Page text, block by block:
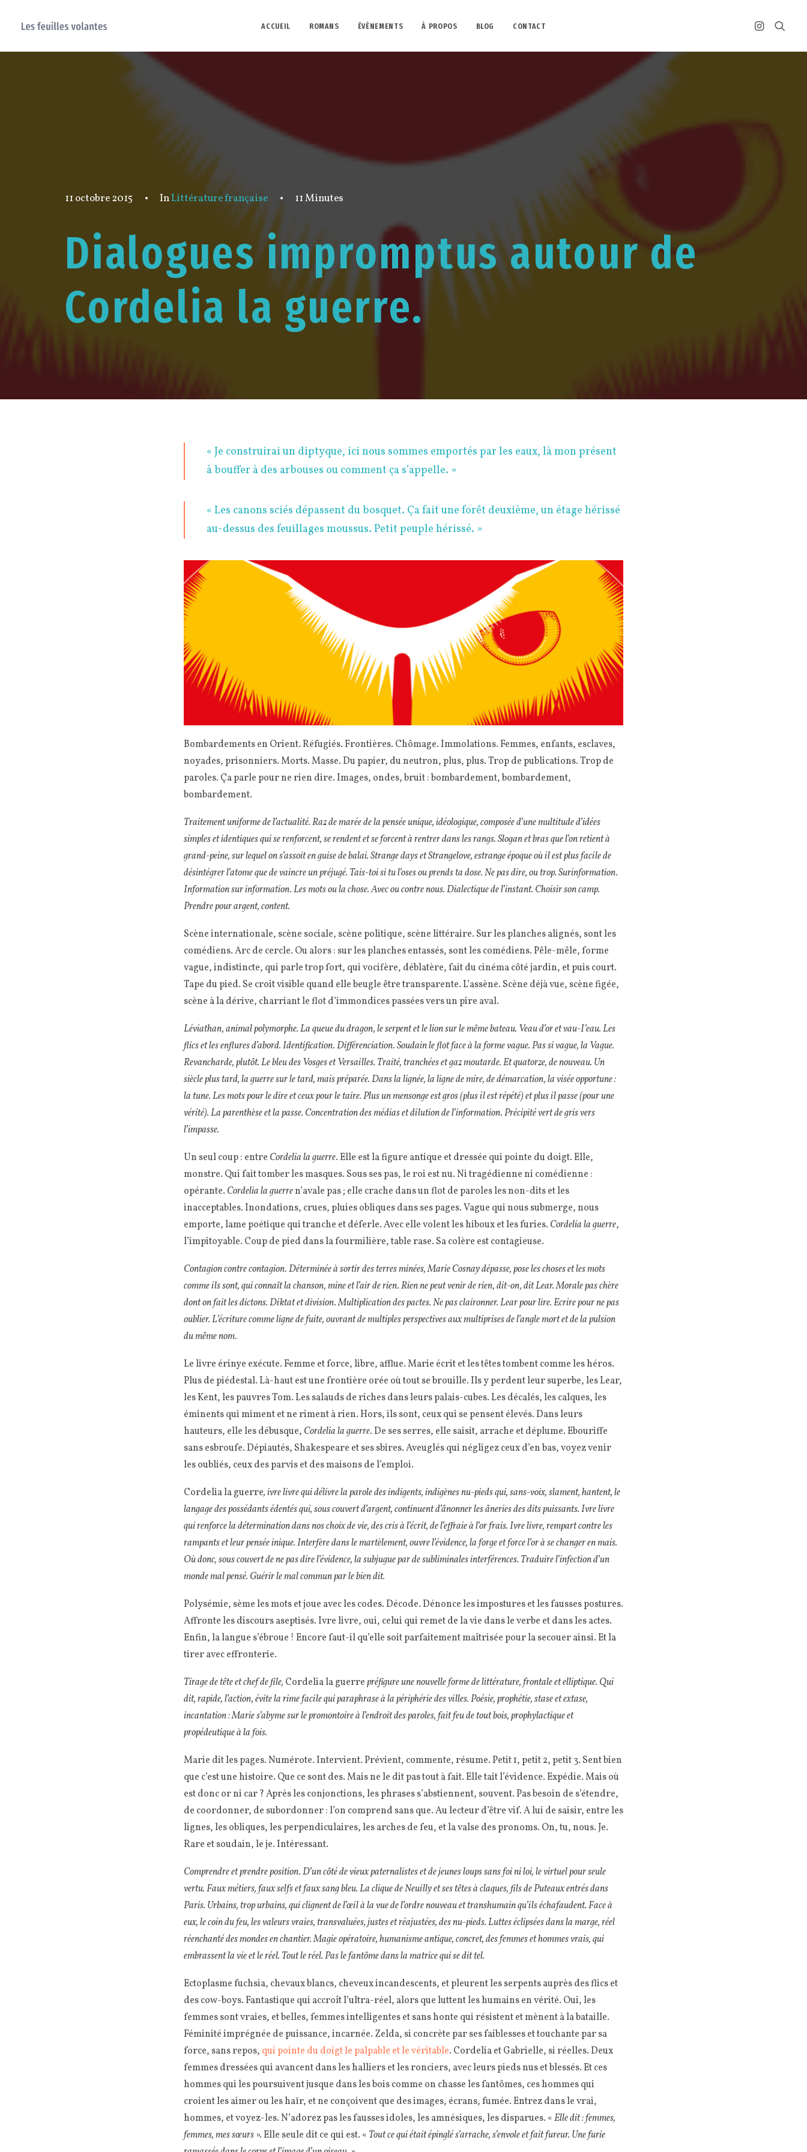
ACCUEIL ROMANS ÉVÈNEMENTS À PROPOS BLOG CONTACT
11 octobre 2015 • InLittérature française • 11 Minutes
Dialogues impromptus autour de
Cordelia la guerre.
« Je construirai un diptyque, ici nous sommes emportés par les eaux, là mon présent
à bouffer à des arbouses ou comment ça s’appelle. »
« Les canons sciés dépassent du bosquet. Ça fait une forêt deuxième, un étage hérissé
au-dessus des feuillages moussus. Petit peuple hérissé. »
Bombardements en Orient. Réfugiés. Frontières. Chômage. Immolations. Femmes, enfants, esclaves,
noyades, prisonniers. Morts. Masse. Du papier, du neutron, plus, plus. Trop de publications. Trop de
paroles. Ça parle pour ne rien dire. Images, ondes, bruit : bombardement, bombardement,
bombardement.
Traitement uniforme de l’actualité. Raz de marée de la pensée unique, idéologique, composée d’une multitude d’idées
simples et identiques qui se renforcent, se rendent et se forcent à rentrer dans les rangs. Slogan et bras que l’on retient à
grand-peine, sur lequel on s’assoit en guise de balai. Strange days et Strangelove, estrange époque où il est plus facile de
désintégrer l’atome que de vaincre un préjugé. Tais-toi si tu l’oses ou prends ta dose. Ne pas dire, ou trop. Surinformation.
Information sur information. Les mots ou la chose. Avec ou contre nous. Dialectique de l’instant. Choisir son camp.
Prendre pour argent, content.
Scène internationale, scène sociale, scène politique, scène littéraire. Sur les planches alignés, sont les
comédiens. Arc de cercle. Ou alors : sur les planches entassés, sont les comédiens. Pêle-mêle, forme
vague, indistincte, qui parle trop fort, qui vocifère, déblatère, fait du cinéma côté jardin, et puis court.
Tape du pied. Se croit visible quand elle beugle être transparente. L’assène. Scène déjà vue, scène figée,
scène à la dérive, charriant le flot d’immondices passées vers un pire aval.
Léviathan, animal polymorphe. La queue du dragon, le serpent et le lion sur le même bateau. Veau d’or et vau-I’eau. Les
flics et les enflures d’abord. Identification. Différenciation. Soudain le flot face à la forme vague. Pas si vague, la Vague.
Revancharde, plutôt. Le bleu des Vosges et Versailles. Traité, tranchées et gaz moutarde. Et quatorze, de nouveau. Un
siècle plus tard, la guerre sur le tard, mais préparée. Dans la lignée, la ligne de mire, de démarcation, la visée opportune :
la tune. Les mots pour le dire et ceux pour le taire. Plus un mensonge est gros (plus il est répété) et plus il passe (pour une
vérité). La parenthèse et la passe. Concentration des médias et dilution de l’information. Précipité vert de gris vers
l’impasse.
Un seul coup : entre Cordelia la guerre. Elle est la figure antique et dressée qui pointe du doigt. Elle,
monstre. Qui fait tomber les masques. Sous ses pas, le roi est nu. Ni tragédienne ni comédienne :
opérante. Cordelia la guerren’avale pas ; elle crache dans un flot de paroles les non-dits et les
inacceptables. Inondations, crues, pluies obliques dans ses pages. Vague qui nous submerge, nous
emporte, lame poétique qui tranche et déferle. Avec elle volent les hiboux et les furies. Cordelia la guerre,
l’impitoyable. Coup de pied dans la fourmilière, table rase. Sa colère est contagieuse.
Contagion contre contagion. Déterminée à sortir des terres minées, Marie Cosnay dépasse, pose les choses et les mots
comme ils sont, qui connaît la chanson, mine et l’air de rien. Rien ne peut venir de rien, dit-on, dit Lear. Morale pas chère
dont on fait les dictons. Diktat et division. Multiplication des pactes. Ne pas claironner. Lear pour lire. Ecrire pour ne pas
oublier. L’écriture comme ligne de fuite, ouvrant de multiples perspectives aux multiprises de l’angle mort et de la pulsion
du même nom.
Le livre érinye exécute. Femme et force, libre, afflue. Marie écrit et les têtes tombent comme les héros.
Plus de piédestal. Là-haut est une frontière orée où tout se brouille. Ils y perdent leur superbe, les Lear,
les Kent, les pauvres Tom. Les salauds de riches dans leurs palais-cubes. Les décalés, les calques, les
éminents qui miment et ne riment à rien. Hors, ils sont, ceux qui se pensent élevés. Dans leurs
hauteurs, elle les débusque, Cordelia la guerre. De ses serres, elle saisit, arrache et déplume. Ebouriffe
sans esbroufe. Dépiautés, Shakespeare et ses sbires. Aveuglés qui négligez ceux d’en bas, voyez venir
les oubliés, ceux des parvis et des maisons de l’emploi.
Cordelia la guerre, ivre livre qui délivre la parole des indigents, indigènes nu-pieds qui, sans-voix, slament, hantent, le
langage des possédants édentés qui, sous couvert d’argent, continuent d’ânonner les âneries des dits puissants. Ivre livre
qui renforce la détermination dans nos choix de vie, des cris à l’écrit, de l’effraie à l’or frais. Ivre livre, rempart contre les
rampants et leur pensée inique. Interfère dans le martèlement, ouvre l’évidence, la forge et force l’or à se changer en mais.
Où donc, sous couvert de ne pas dire l’évidence, la subjugue par de subliminales interférences. Traduire l’infection d’un
monde mal pensé. Guérir le mal commun par le bien dit.
Polysémie, sème les mots et joue avec les codes. Décode. Dénonce les impostures et les fausses postures.
Affronte les discours aseptisés. Ivre livre, oui, celui qui remet de la vie dans le verbe et dans les actes.
Enfin, la langue s’ébroue ! Encore faut-il qu’elle soit parfaitement maîtrisée pour la secouer ainsi. Et la
tirer avec effronterie.
Tirage de tête et chef de file, Cordelia la guerrepréfigure une nouvelle forme de littérature, frontale et elliptique. Qui
dit, rapide, l’action, évite la rime facile qui paraphrase à la périphérie des villes. Poésie, prophétie, stase et extase,
incantation : Marie s’abyme sur le promontoire à l’endroit des paroles, fait feu de tout bois, prophylactique et
propédeutique à la fois.
Marie dit les pages. Numérote. Intervient. Prévient, commente, résume. Petit 1, petit 2, petit 3. Sent bien
que c’est une histoire. Que ce sont des. Mais ne le dit pas tout à fait. Elle tait l’évidence. Expédie. Mais où
est donc or ni car ? Après les conjonctions, les phrases s’abstiennent, souvent. Pas besoin de s’étendre,
de coordonner, de subordonner : l’on comprend sans que. Au lecteur d’être vif. A lui de saisir, entre les
lignes, les obliques, les perpendiculaires, les arches de feu, et la valse des pronoms. On, tu, nous. Je.
Rare et soudain, le je. Intéressant.
Comprendre et prendre position. D’un côté de vieux paternalistes et de jeunes loups sans foi ni loi, le virtuel pour seule
vertu. Faux métiers, faux selfs et faux sang bleu. La clique de Neuilly et ses têtes à claques, fils de Puteaux entrés dans
Paris. Urbains, trop urbains, qui clignent de l’œil à la vue de l’ordre nouveau et transhumain qu’ils échafaudent. Face à
eux, le coin du feu, les valeurs vraies, transvaluées, justes et réajustées, des nu-pieds. Luttes éclipsées dans la marge, réel
réenchanté des mondes en chantier. Magie opératoire, humanisme antique, concret, des femmes et hommes vrais, qui
embrassent la vie et le réel. Tout le réel. Pas le fantôme dans la matrice qui se dit tel.
Ectoplasme fuchsia, chevaux blancs, cheveux incandescents, et pleurent les serpents auprès des flics et
des cow-boys. Fantastique qui accroît l’ultra-réel, alors que luttent les humains en vérité. Oui, les
femmes sont vraies, et belles, femmes intelligentes et sans honte qui résistent et mènent à la bataille.
Féminité imprégnée de puissance, incarnée. Zelda, si concrète par ses faiblesses et touchante par sa
force, sans repos, qui pointe du doigt le palpable et le véritable. Cordelia et Gabrielle, si réelles. Deux
femmes dressées qui avancent dans les halliers et les ronciers, avec leurs pieds nus et blessés. Et ces
hommes qui les poursuivent jusque dans les bois comme on chasse les fantômes, ces hommes qui
croient les aimer ou les haïr, et ne conçoivent que des images, écrans, fumée. Entrez dans le vrai,
hommes, et voyez-les. N’adorez pas les fausses idoles, les amnésiques, les disparues. «Elle dit : femmes,
femmes, mes sœurs ». Elle seule dit ce qui est. « Tout ce qui était épinglé s’arrache, s’envole et fait fureur. Une furie